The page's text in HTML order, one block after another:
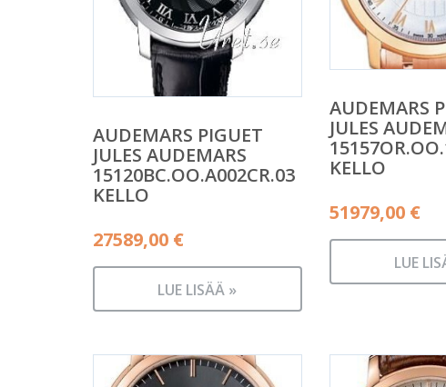
AUDEMARS PIGUET
JULES AUDEMARS
15120BC.OO.A002CR.03
KELLO
27589,00 €
LUE LISÄÄ »
AUDEMARS
JULES
KELLO
51979,00 €
LUE